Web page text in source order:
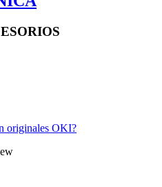
originales OKI?